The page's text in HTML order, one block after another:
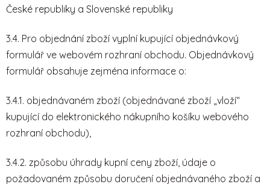
České republiky a Slovenské republiky
3.4. Pro objednání zboží vyplní kupující objednávkový
formulář ve webovém rozhraní obchodu. Objednávkový
formulář obsahuje zejména informace o:
3.4.1. objednávaném zboží (objednávané zboží „vloží“
kupující do elektronického nákupního košíku webového
rozhraní obchodu),
3.4.2. způsobu úhrady kupní ceny zboží, údaje o
požadovaném způsobu doručení objednávaného zboží a